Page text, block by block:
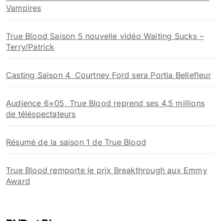
Vampires
True Blood Saison 5 nouvelle vidéo Waiting Sucks –
Terry/Patrick
Casting Saison 4, Courtney Ford sera Portia Bellefleur
Audience 6×05, True Blood reprend ses 4,5 millions
de téléspectateurs
Résumé de la saison 1 de True Blood
True Blood remporte le prix Breakthrough aux Emmy
Award